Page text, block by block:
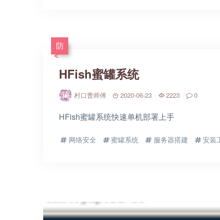
防
HFish蜜罐系统
村口曹师傅 2020-06-23 2223 0
HFish蜜罐系统快速单机部署上手
网络安全 蜜罐系统 服务器搭建 安装